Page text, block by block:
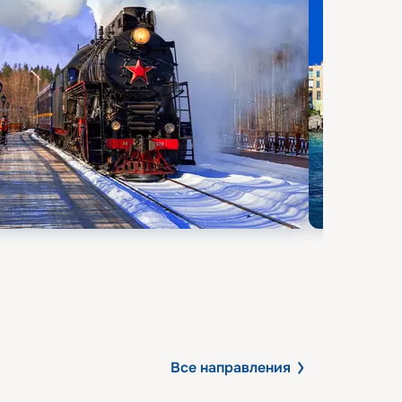
Все направления